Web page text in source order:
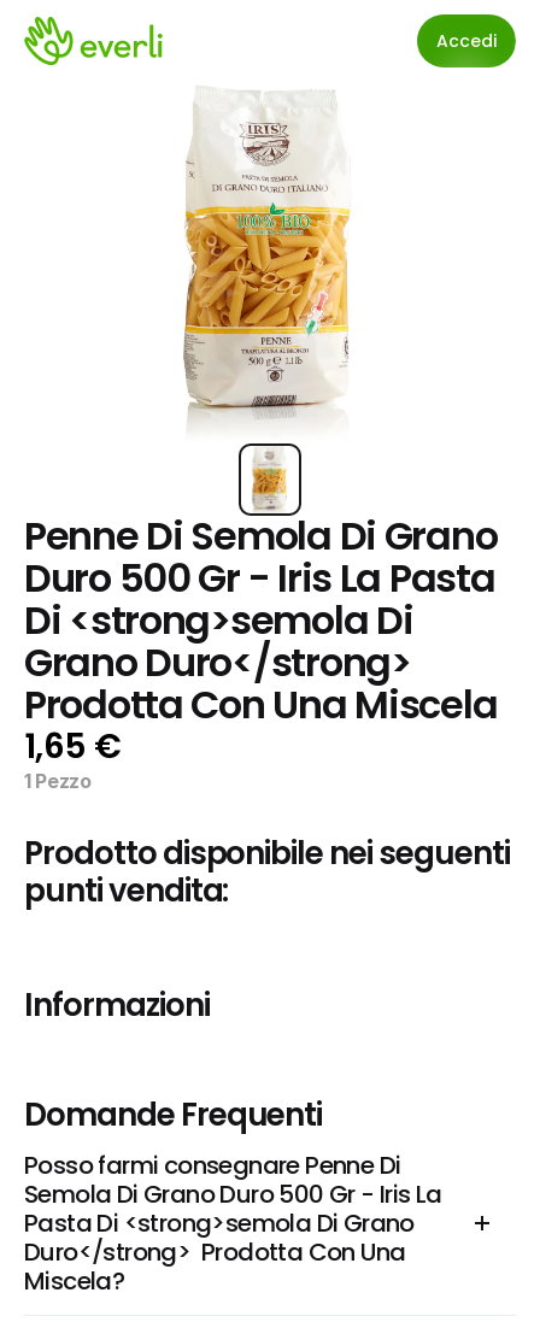
Accedi
Penne Di Semola Di Grano
Duro 500 Gr - Iris La Pasta
Di <strong>semola Di
Grano Duro</strong>
Prodotta Con Una Miscela
1,65 €
1 Pezzo
Prodotto disponibile nei seguenti
punti vendita:
Informazioni
Domande Frequenti
Posso farmi consegnare Penne Di
Semola Di Grano Duro 500 Gr - Iris La
Pasta Di <strong>semola Di Grano
Duro</strong>  Prodotta Con Una
Miscela?